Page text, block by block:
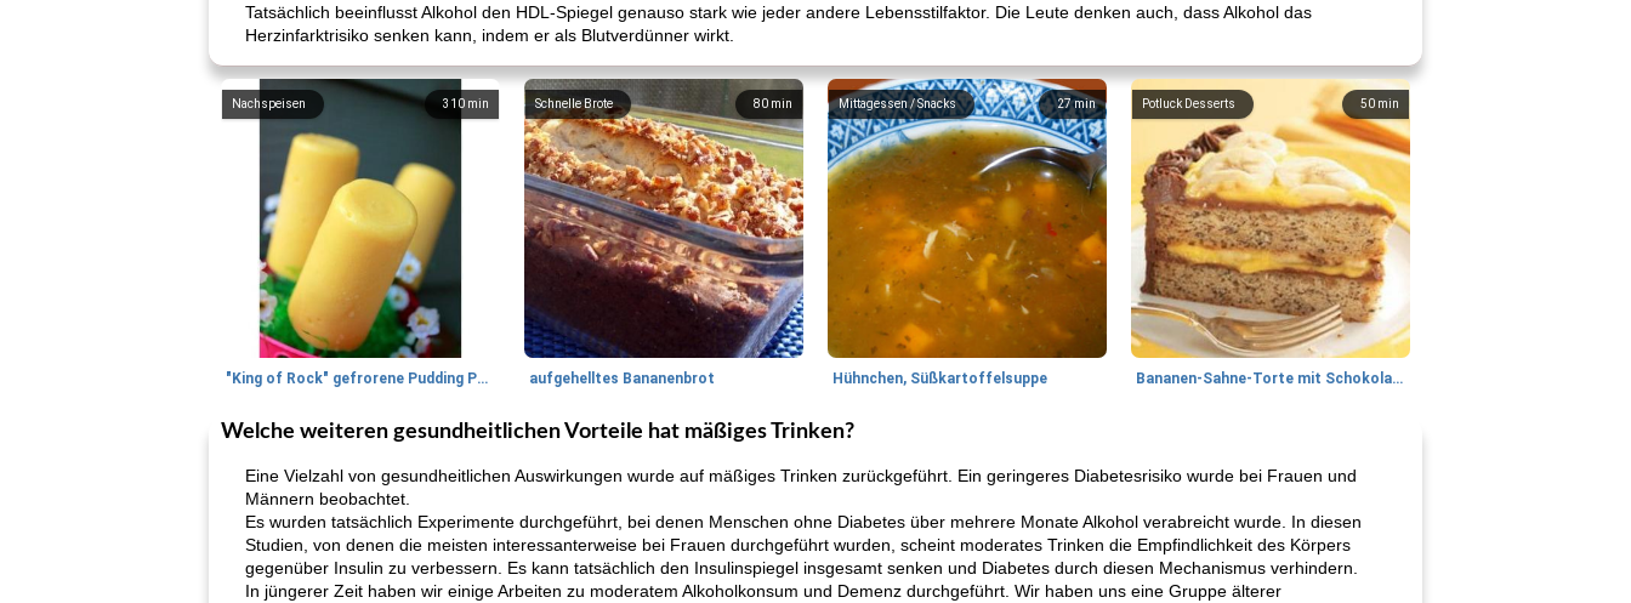
Tatsächlich beeinflusst Alkohol den HDL-Spiegel genauso stark wie jeder andere Lebensstilfaktor. Die Leute denken auch, dass Alkohol das
Herzinfarktrisiko senken kann, indem er als Blutverdünner wirkt.
310 min
Nachspeisen
"King of Rock" gefrorene Pudding Pops
80 min
Schnelle Brote
aufgehelltes Bananenbrot
27min
Mittagessen / Snacks
Hühnchen, Süßkartoffelsuppe
50 min
Potluck Desserts
Bananen-Sahne-Torte mit Schokoladenglasur
Welche weiteren gesundheitlichen Vorteile hat mäßiges Trinken?
Eine Vielzahl von gesundheitlichen Auswirkungen wurde auf mäßiges Trinken zurückgeführt. Ein geringeres Diabetesrisiko wurde bei Frauen und
Männern beobachtet.
Es wurden tatsächlich Experimente durchgeführt, bei denen Menschen ohne Diabetes über mehrere Monate Alkohol verabreicht wurde. In diesen
Studien, von denen die meisten interessanterweise bei Frauen durchgeführt wurden, scheint moderates Trinken die Empfindlichkeit des Körpers
gegenüber Insulin zu verbessern. Es kann tatsächlich den Insulinspiegel insgesamt senken und Diabetes durch diesen Mechanismus verhindern.
In jüngerer Zeit haben wir einige Arbeiten zu moderatem Alkoholkonsum und Demenz durchgeführt. Wir haben uns eine Gruppe älterer